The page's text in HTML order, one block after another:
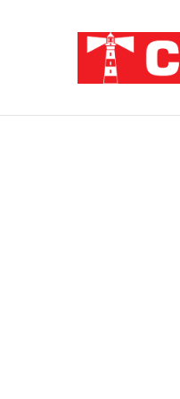
Breaking News